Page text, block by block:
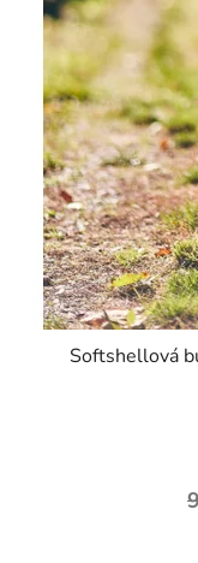
Softshellová